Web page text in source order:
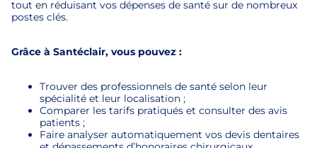
tout en réduisant vos dépenses de santé sur de nombreux
postes clés.
Grâce à Santéclair, vous pouvez :
Trouver des professionnels de santé selon leur
spécialité et leur localisation ;
Comparer les tarifs pratiqués et consulter des avis
patients ;
Faire analyser automatiquement vos devis dentaires